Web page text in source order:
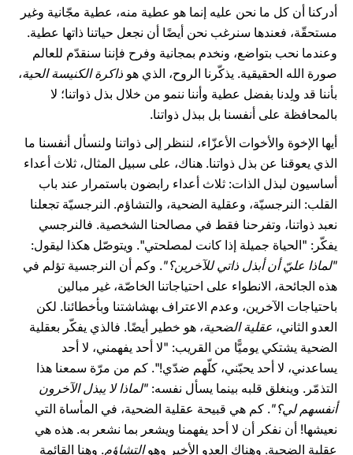
أدركنا أن كل ما نحن عليه إنما هو عطية منه، عطية مجّانية وغير
مستحقّة، فعندها سنرغب نحن أيضًا أن نجعل حياتنا ذاتها عطية.
وعندما نحب بتواضع، ونخدم بمجانية وفرح فإننا سنقدّم للعالم
صورة الله الحقيقية. يذكّرنا الروح، الذي هو ذاكرة الكنيسة الحية،
بأننا قد ولِدنا بفضل عطية وأننا ننمو من خلال بذل ذواتنا؛ لا
بالمحافظة على أنفسنا بل ببذل ذواتنا.
أيها الإخوة والأخوات الأعزّاء، لننظر إلى ذواتنا ولنسأل أنفسنا ما
الذي يعوقنا عن بذل ذواتنا. هناك، على سبيل المثال، ثلاث أعداء
أساسيون لبذل الذات: ثلاث أعداء رابضون باستمرار عند باب
القلب: النرجسيّة، وعقلية الضحية، والتشاؤم. النرجسيّة تجعلنا
نعبد ذواتنا، وتفرحنا فقط في مصالحنا الشخصية. فالنرجسي
يفكّر: "الحياة جميلة إذا كانت لمصلحتي". ويتوصّل هكذا ليقول:
"لماذا عليّ أن أبذل ذاتي للآخرين؟". وكم أن النرجسية تؤلم في
هذه الجائحة، الانطواء على احتياجاتنا الخاصّة، غير مبالين
باحتياجات الآخرين، وعدم الاعتراف بهشاشتنا وبأخطائنا. لكن
العدو الثاني، عقلية الضحية، هو خطير أيضًا. فالذي يفكّر بعقلية
الضحية يشتكي يوميًّا من القريب: "لا أحد يفهمني، لا أحد
يساعدني، لا أحد يحبّني، كلّهم ​​ضدّي!". كم من مرّة سمعنا هذا
التذمّر. وينغلق قلبه بينما يسأل نفسه: "لماذا لا يبذل الآخرون
أنفسهم لي؟". كم هي قبيحة عقلية الضحية، في المأساة التي
نعيشها! أن نفكر أن لا أحد يفهمنا ويشعر بما نشعر به. هذه هي
عقلية الضحية. وهناك العدو الأخير وهوالتشاؤم. وهنا القائمة